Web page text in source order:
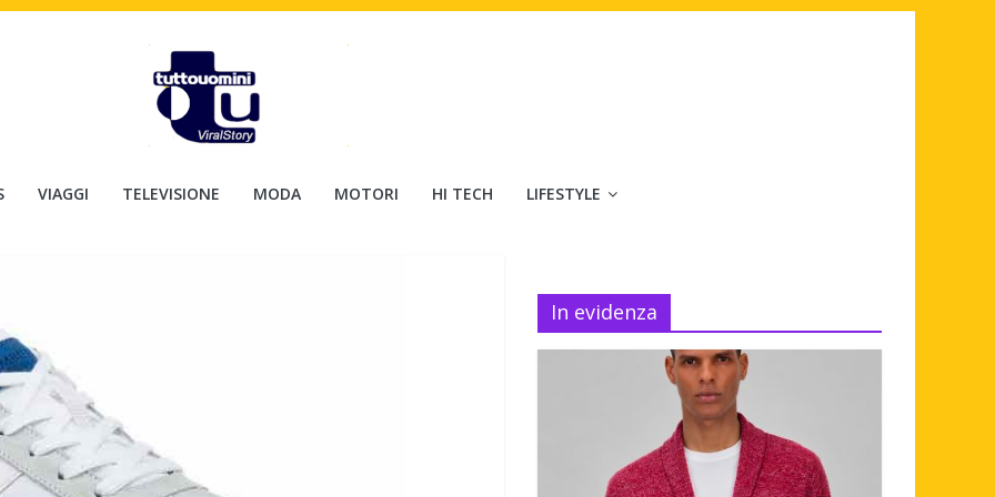
VIAGGI TELEVISIONE MODA MOTORI HI TECH LIFESTYLE
In evidenza